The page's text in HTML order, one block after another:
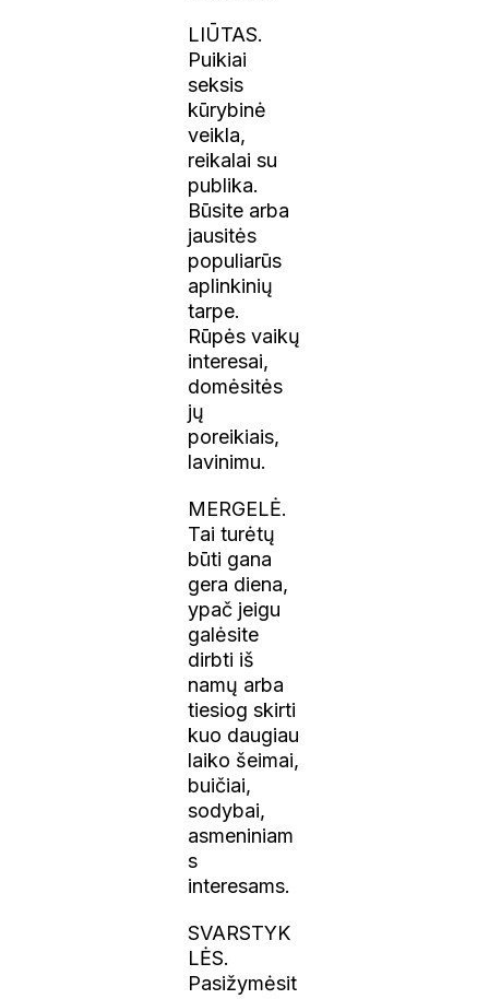
LIŪTAS.
Puikiai
seksis
kūrybinė
veikla,
reikalai su
publika.
Būsite arba
jausitės
populiarūs
aplinkinių
tarpe.
Rūpės vaikų
interesai,
domėsitės
jų
poreikiais,
lavinimu.
MERGELĖ.
Tai turėtų
būti gana
gera diena,
ypač jeigu
galėsite
dirbti iš
namų arba
tiesiog skirti
kuo daugiau
laiko šeimai,
buičiai,
sodybai,
asmeniniam
s
interesams.
SVARSTYK
LĖS.
Pasižymėsit